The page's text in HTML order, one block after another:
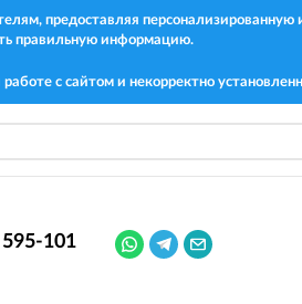
предоставляя
правильную информацию.
с сайтом и некорректно
595-101